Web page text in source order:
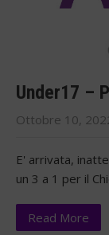
Under17 –
Ottobre 10,
E' arrivata,
un 3 a 1 per il
Read More